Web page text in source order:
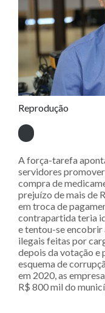
Reprodução
A força-tarefa
servidores
compra de
prejuízo de mais de
em troca de
contrapartida teria
e tentou-se encobrir
ilegais feitas por
depois da votação e
esquema de
em 2020, as
R$ 800 mil do